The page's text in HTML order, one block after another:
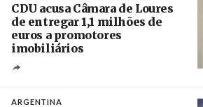
CDU acusa Câmara de Loures
de entregar 1,1 milhões de
euros a promotores
imobiliários
ARGENTINA